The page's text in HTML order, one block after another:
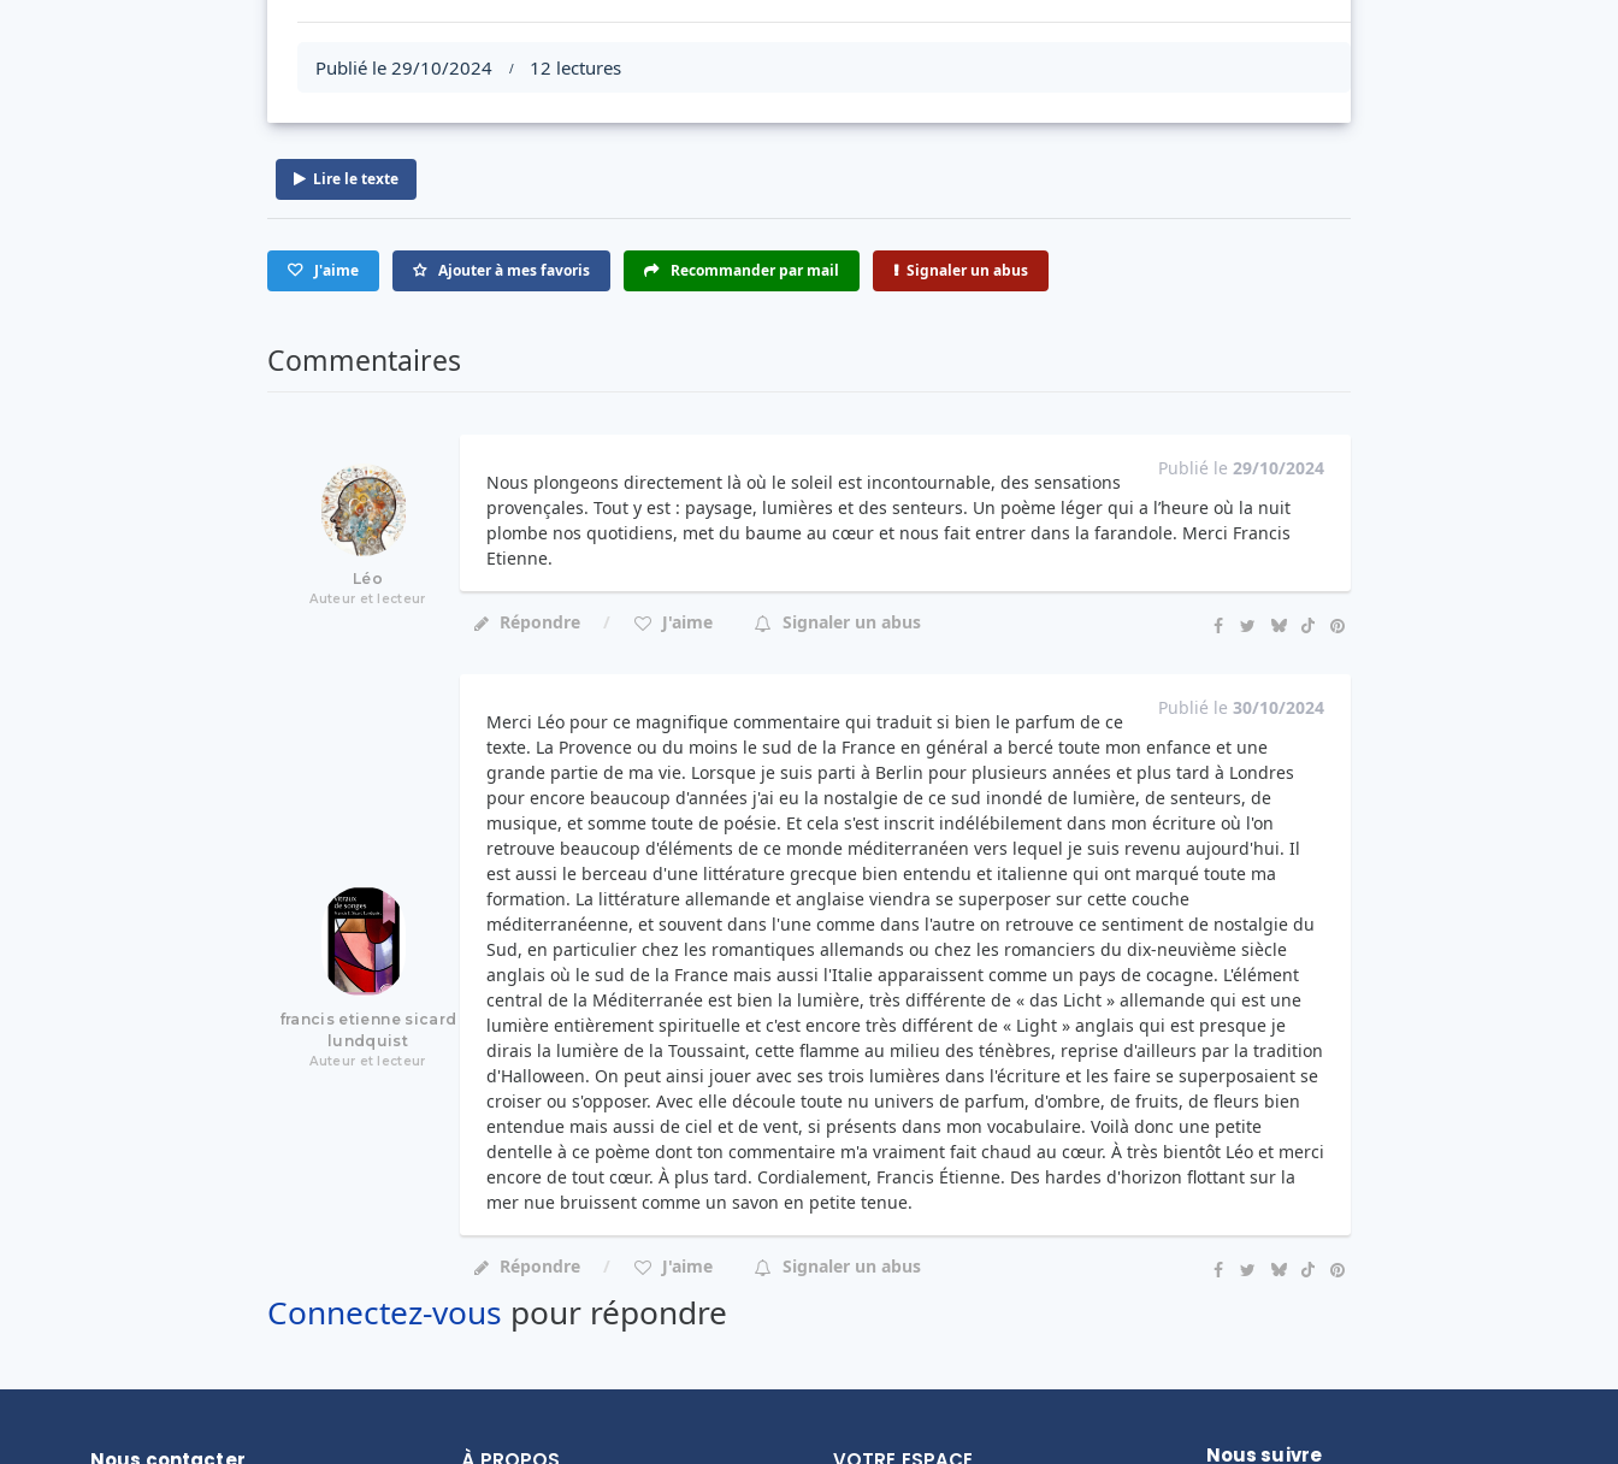
Publié le 29/10/2024 / 12 lectures
Lire le texte
J'aime Ajouter à mes favoris Recommander par mail Signaler un abus
Commentaires
Léo
Auteur et lecteur
Publié le 29/10/2024
Nous plongeons directement là où le soleil est incontournable, des sensations
provençales. Tout y est : paysage, lumières et des senteurs. Un poème léger qui a l’heure où la nuit
plombe nos quotidiens, met du baume au cœur et nous fait entrer dans la farandole. Merci Francis
Etienne.
Répondre J'aime Signaler un abus
francis etienne sicard
lundquist
Auteur et lecteur
Publié le 30/10/2024
Merci Léo pour ce magnifique commentaire qui traduit si bien le parfum de ce
texte. La Provence ou du moins le sud de la France en général a bercé toute mon enfance et une
grande partie de ma vie. Lorsque je suis parti à Berlin pour plusieurs années et plus tard à Londres
pour encore beaucoup d'années j'ai eu la nostalgie de ce sud inondé de lumière, de senteurs, de
musique, et somme toute de poésie. Et cela s'est inscrit indélébilement dans mon écriture où l'on
retrouve beaucoup d'éléments de ce monde méditerranéen vers lequel je suis revenu aujourd'hui. Il
est aussi le berceau d'une littérature grecque bien entendu et italienne qui ont marqué toute ma
formation. La littérature allemande et anglaise viendra se superposer sur cette couche
méditerranéenne, et souvent dans l'une comme dans l'autre on retrouve ce sentiment de nostalgie du
Sud, en particulier chez les romantiques allemands ou chez les romanciers du dix-neuvième siècle
anglais où le sud de la France mais aussi l'Italie apparaissent comme un pays de cocagne. L'élément
central de la Méditerranée est bien la lumière, très différente de « das Licht » allemande qui est une
lumière entièrement spirituelle et c'est encore très différent de « Light » anglais qui est presque je
dirais la lumière de la Toussaint, cette flamme au milieu des ténèbres, reprise d'ailleurs par la tradition
d'Halloween. On peut ainsi jouer avec ses trois lumières dans l'écriture et les faire se superposaient se
croiser ou s'opposer. Avec elle découle toute nu univers de parfum, d'ombre, de fruits, de fleurs bien
entendue mais aussi de ciel et de vent, si présents dans mon vocabulaire. Voilà donc une petite
dentelle à ce poème dont ton commentaire m'a vraiment fait chaud au cœur. À très bientôt Léo et merci
encore de tout cœur. À plus tard. Cordialement, Francis Étienne. Des hardes d'horizon flottant sur la
mer nue bruissent comme un savon en petite tenue.
Répondre J'aime Signaler un abus
Connectez-vous pour répondre
Nous suivre